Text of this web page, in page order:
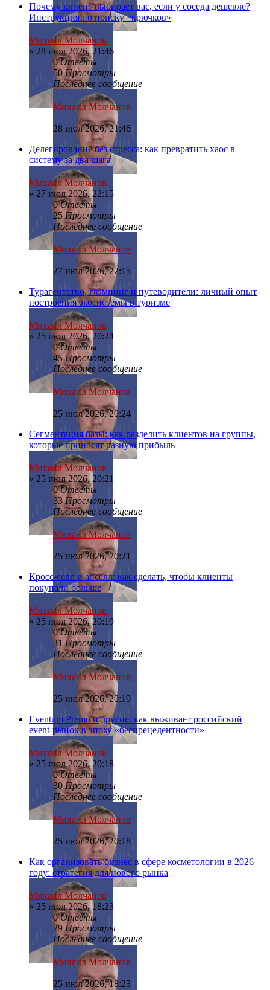
Почему клиент выбирает вас, если у соседа дешевле?
Инструкция по поиску «крючков»
Михаил Молчанов
» 28 июл 2026, 21:46
0Ответы
50Просмотры
Последнее сообщение
Михаил Молчанов
28 июл 2026, 21:46
Делегирование без стресса: как превратить хаос в
систему за два шага
Михаил Молчанов
» 27 июл 2026, 22:15
0Ответы
25Просмотры
Последнее сообщение
Михаил Молчанов
27 июл 2026, 22:15
Турагентство, глэмпинг и путеводители: личный опыт
построения экосистемы в туризме
Михаил Молчанов
» 25 июл 2026, 20:24
0Ответы
45Просмотры
Последнее сообщение
Михаил Молчанов
25 июл 2026, 20:24
Сегментация базы: как разделить клиентов на группы,
которые приносят разную прибыль
Михаил Молчанов
» 25 июл 2026, 20:21
0Ответы
33Просмотры
Последнее сообщение
Михаил Молчанов
25 июл 2026, 20:21
Кросс-селл и апселл: как сделать, чтобы клиенты
покупали больше
Михаил Молчанов
» 25 июл 2026, 20:19
0Ответы
31Просмотры
Последнее сообщение
Михаил Молчанов
25 июл 2026, 20:19
Eventum Premo и другие: как выживает российский
event-рынок в эпоху «беспрецедентности»
Михаил Молчанов
» 25 июл 2026, 20:18
0Ответы
30Просмотры
Последнее сообщение
Михаил Молчанов
25 июл 2026, 20:18
Как организовать бизнес в сфере косметологии в 2026
году: стратегия для нового рынка
Михаил Молчанов
» 25 июл 2026, 18:23
0Ответы
29Просмотры
Последнее сообщение
Михаил Молчанов
25 июл 2026, 18:23